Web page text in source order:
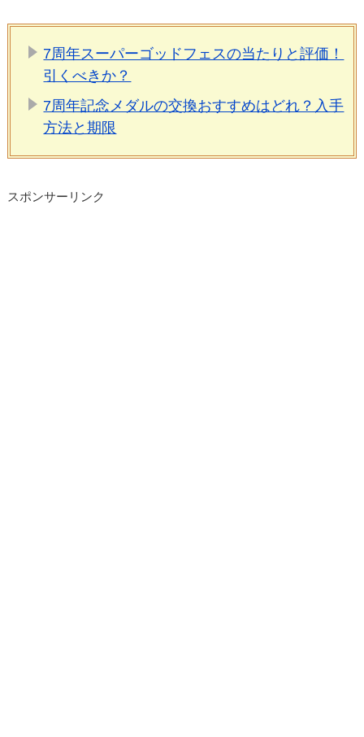
7周年スーパーゴッドフェスの当たりと評価！
引くべきか？
7周年記念メダルの交換おすすめはどれ？入手
方法と期限
スポンサーリンク